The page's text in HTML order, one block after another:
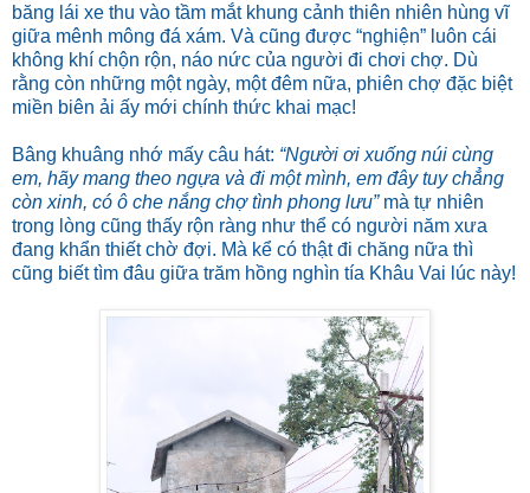
băng lái xe thu vào tầm mắt khung cảnh thiên nhiên hùng vĩ
giữa mênh mông đá xám. Và cũng được “nghiện” luôn cái
không khí chộn rộn, náo nức của người đi chơi chợ. Dù
rằng còn những một ngày, một đêm nữa, phiên chợ đặc biệt
miền biên ải ấy mới chính thức khai mạc!
Bâng khuâng nhớ mấy câu hát: “Người ơi xuống núi cùng
em, hãy mang theo ngựa và đi một mình, em đây tuy chẳng
còn xinh, có ô che nắng chợ tình phong lưu”mà tự nhiên
trong lòng cũng thấy rộn ràng như thể có người năm xưa
đang khẩn thiết chờ đợi. Mà kể có thật đi chăng nữa thì
cũng biết tìm đâu giữa trăm hồng nghìn tía Khâu Vai lúc này!